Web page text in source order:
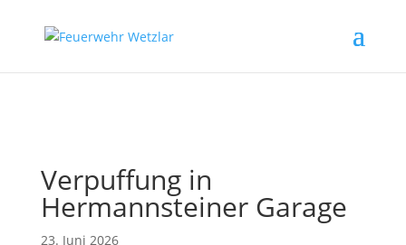
title-Attribut liest
Verpuffung in
Hermannsteiner Garage
23. Juni 2026